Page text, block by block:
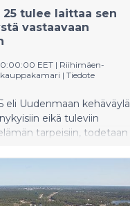
kunnioittaen.
oli kuntotutkimuksen
hyvässä kunnossa ja
tulee laittaa sen
vastaavaan
EET | Riihimäen-
| Tiedote
eli Uudenmaan kehäväylä
eikä tuleviin
tarpeisiin, todetaan
selvityksessä.